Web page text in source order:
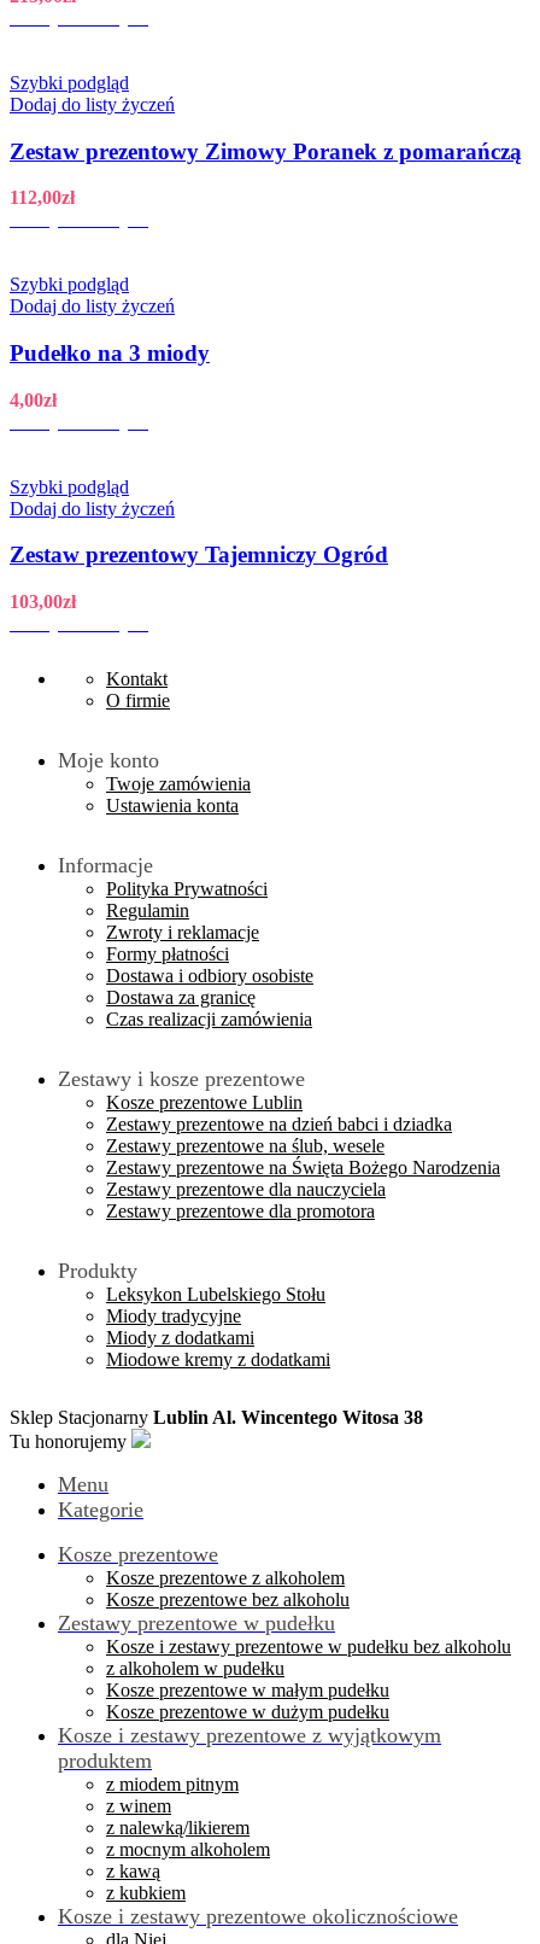
Szybki podgląd
Dodaj do listy życzeń
Zestaw prezentowy Zimowy Poranek z pomarańczą
112,00zł
Szybki podgląd
Dodaj do listy życzeń
Pudełko na 3 miody
4,00zł
Szybki podgląd
Dodaj do listy życzeń
Zestaw prezentowy Tajemniczy Ogród
103,00zł
Kontakt
O firmie
Moje konto
Twoje zamówienia
Ustawienia konta
Informacje
Polityka Prywatności
Regulamin
Zwroty i reklamacje
Formy płatności
Dostawa i odbiory osobiste
Dostawa za granicę
Czas realizacji zamówienia
Zestawy i kosze prezentowe
Kosze prezentowe Lublin
Zestawy prezentowe na dzień babci i dziadka
Zestawy prezentowe na ślub, wesele
Zestawy prezentowe na Święta Bożego Narodzenia
Zestawy prezentowe dla nauczyciela
Zestawy prezentowe dla promotora
Produkty
Leksykon Lubelskiego Stołu
Miody tradycyjne
Miody z dodatkami
Miodowe kremy z dodatkami
Sklep Stacjonarny Lublin Al. Wincentego Witosa 38
Tu honorujemy
Menu
Kategorie
Kosze prezentowe
Kosze prezentowe z alkoholem
Kosze prezentowe bez alkoholu
Zestawy prezentowe w pudełku
Kosze i zestawy prezentowe w pudełku bez alkoholu
z alkoholem w pudełku
Kosze prezentowe w małym pudełku
Kosze prezentowe w dużym pudełku
Kosze i zestawy prezentowe z wyjątkowym
produktem
z miodem pitnym
z winem
z nalewką/likierem
z mocnym alkoholem
z kawą
z kubkiem
Kosze i zestawy prezentowe okolicznościowe